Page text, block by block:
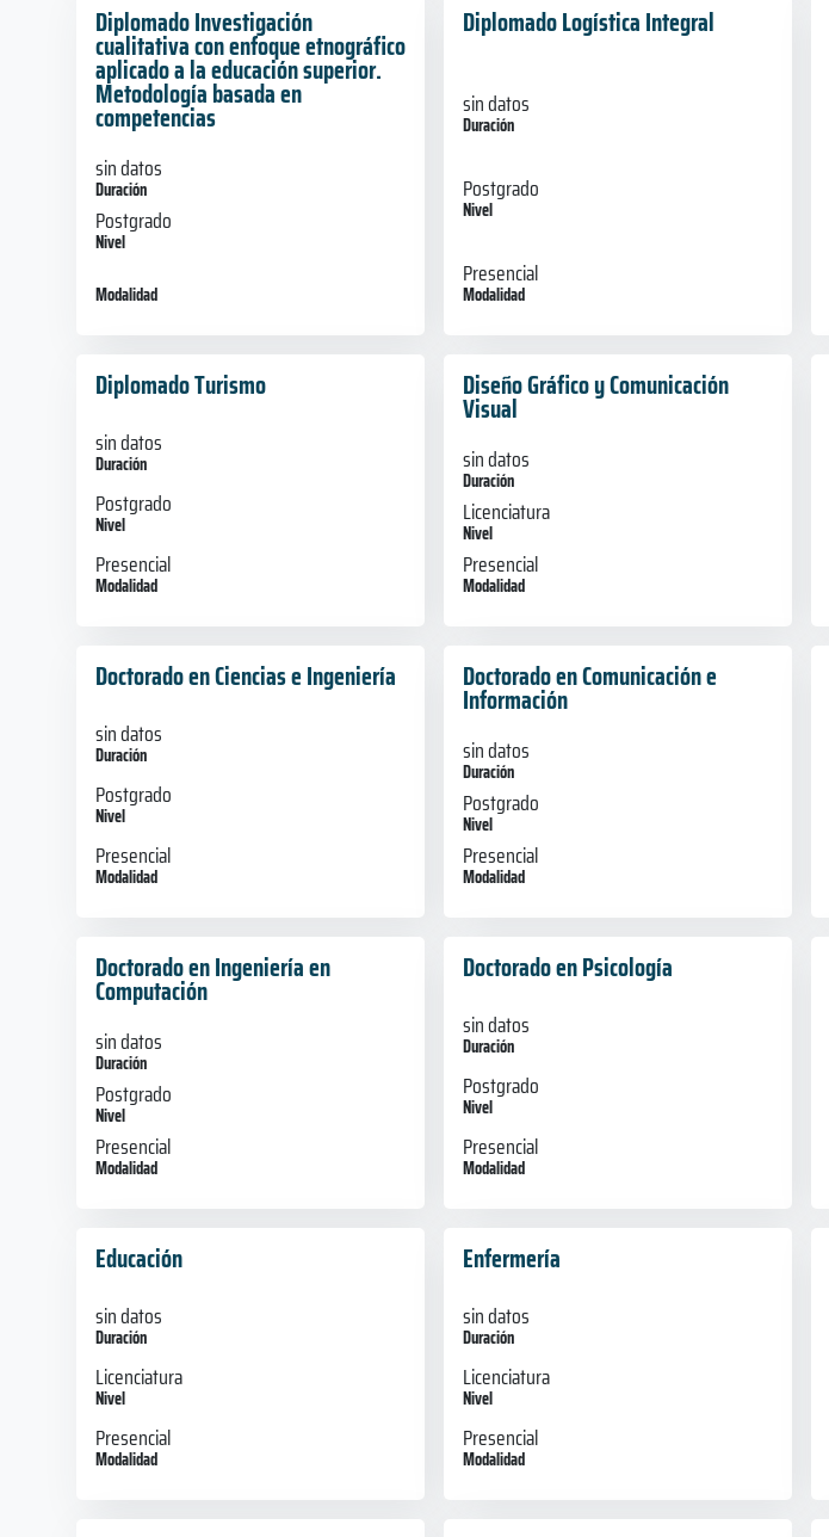
Diplomado Investigación
cualitativa con enfoque etnográfico
aplicado a la educación superior.
Metodología basada en
competencias
sin datos
Duración
Postgrado
Nivel
Modalidad
Diplomado Logística Integral
sin datos
Duración
Postgrado
Nivel
Presencial
Modalidad
Diplomado Turismo
sin datos
Duración
Postgrado
Nivel
Presencial
Modalidad
Diseño Gráfico y Comunicación
Visual
sin datos
Duración
Licenciatura
Nivel
Presencial
Modalidad
Doctorado en Ciencias e Ingeniería
sin datos
Duración
Postgrado
Nivel
Presencial
Modalidad
Doctorado en Comunicación e
Información
sin datos
Duración
Postgrado
Nivel
Presencial
Modalidad
Doctorado en Ingeniería en
Computación
sin datos
Duración
Postgrado
Nivel
Presencial
Modalidad
Doctorado en Psicología
sin datos
Duración
Postgrado
Nivel
Presencial
Modalidad
Educación
sin datos
Duración
Licenciatura
Nivel
Presencial
Modalidad
Enfermería
sin datos
Duración
Licenciatura
Nivel
Presencial
Modalidad